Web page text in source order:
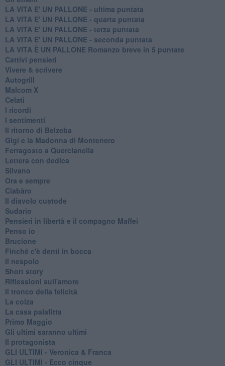
LA VITA E' UN PALLONE - ultima puntata
LA VITA E' UN PALLONE - quarta puntata
LA VITA E' UN PALLONE - terza puntata
LA VITA E' UN PALLONE - seconda puntata
LA VITA È UN PALLONE Romanzo breve in 5 puntate
Cattivi pensieri
Vivere & scrivere
Autogrill
Malcom X
Celati
I ricordi
I sentimenti
Il ritorno di Belzeba
Gigi e la Madonna di Montenero
Ferragosto a Quercianella
Lettera con dedica
Silvano
Ora e sempre
Ciabàro
Il diavolo custode
Sudario
Pensieri in libertà e il compagno Maffei
Penso io
Brucione
Finché c'è denti in bocca
Il nespolo
Short story
Riflessioni sull'amore
Il tronco della felicità
La colza
La casa palafitta
Primo Maggio
Gli ultimi saranno ultimi
Il protagonista
GLI ULTIMI - Veronica & Franca
GLI ULTIMI - Ecco cinque